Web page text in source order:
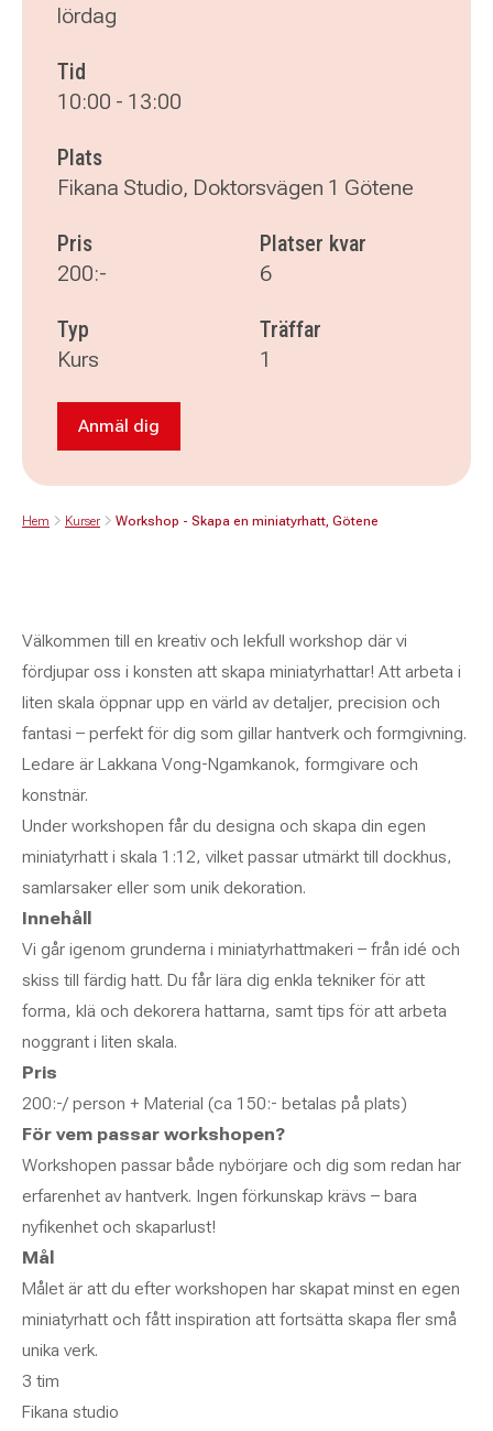
lördag
Tid
10:00 - 13:00
Plats
Fikana Studio, Doktorsvägen 1 Götene
Pris
200:-
Platser kvar
6
Typ
Kurs
Träffar
1
Anmäl dig till Workshop - Skapa en
Anmäl dig
Hem Kurser Workshop - Skapa en miniatyrhatt, Götene
Välkommen till en kreativ och lekfull workshop där vi
fördjupar oss i konsten att skapa miniatyrhattar! Att arbeta i
liten skala öppnar upp en värld av detaljer, precision och
fantasi – perfekt för dig som gillar hantverk och formgivning.
Ledare är Lakkana Vong-Ngamkanok, formgivare och
konstnär.
Under workshopen får du designa och skapa din egen
miniatyrhatt i skala 1:12, vilket passar utmärkt till dockhus,
samlarsaker eller som unik dekoration.
Innehåll
Vi går igenom grunderna i miniatyrhattmakeri – från idé och
skiss till färdig hatt. Du får lära dig enkla tekniker för att
forma, klä och dekorera hattarna, samt tips för att arbeta
noggrant i liten skala.
Pris
200:-/ person + Material (ca 150:- betalas på plats)
För vem passar workshopen?
Workshopen passar både nybörjare och dig som redan har
erfarenhet av hantverk. Ingen förkunskap krävs – bara
nyfikenhet och skaparlust!
Mål
Målet är att du efter workshopen har skapat minst en egen
miniatyrhatt och fått inspiration att fortsätta skapa fler små
unika verk.
3 tim
Fikana studio